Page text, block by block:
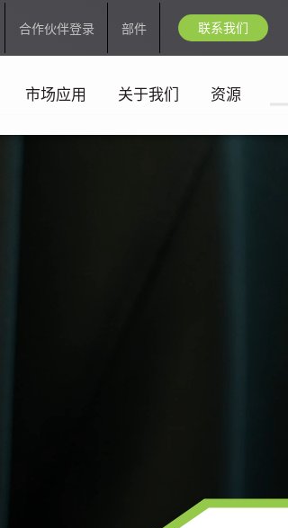
合作伙伴登录 部件 联系我们
市场应用 关于我们 资源